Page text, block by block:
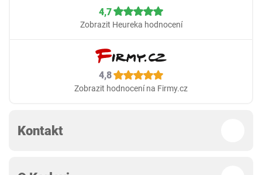
4,7
Zobrazit Heureka hodnocení
4,8
Zobrazit hodnocení na Firmy.cz
Kontakt